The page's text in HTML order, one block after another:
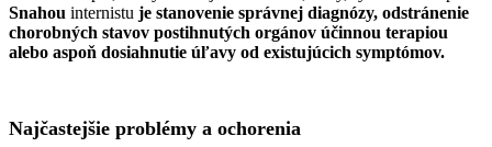
Snahou internistu je stanovenie správnej diagnózy, odstránenie
chorobných stavov postihnutých orgánov účinnou terapiou
alebo aspoň dosiahnutie úľavy od existujúcich symptómov.
Najčastejšie problémy a ochorenia